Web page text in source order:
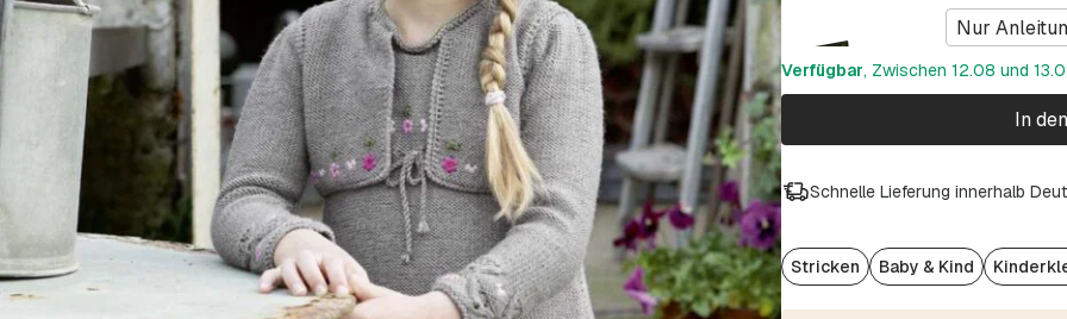
Nur
Verfügbar, Zwischen 12.08 und
In
Schnelle Lieferung innerhalb
Stricken Baby & Kind